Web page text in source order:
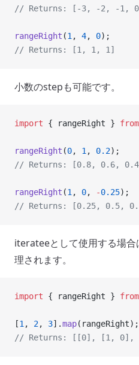
// Returns: [-3, -2, -1,
rangeRight (1 , 4, 0);
// Returns: [1, 1, 1]
小数のstepも可能です。
import { rangeRight } from
rangeRight (0, 1 , 0.2);
// Returns: [0.8, 0.6,
rangeRight (1 , 0, -0.25);
// Returns: [0.25, 0.5,
iterateeとして使用する場
理されます。
import { rangeRight } from
[1 , 2, 3].map(rangeRight);
// Returns: [[0], [1, 0],